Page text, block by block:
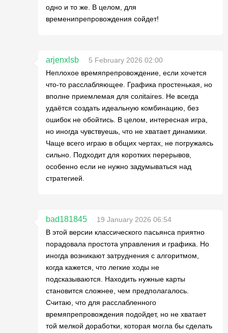
одно и то же. В целом, для
временипрепровождения сойдет!
arjenxlsb
5 February 2026 02:00
Неплохое времяпрепровождение, если хочется
что-то расслабляющее. Графика простенькая, но
вполне приемлемая для солitaires. Не всегда
удаётся создать идеальную комбинацию, без
ошибок не обойтись. В целом, интересная игра,
но иногда чувствуешь, что не хватает динамики.
Чаще всего играю в общих чертах, не погружаясь
сильно. Подходит для коротких перерывов,
особенно если не нужно задумываться над
стратегией.
bad181845
19 January 2026 06:54
В этой версии классического пасьянса приятно
порадовала простота управления и графика. Но
иногда возникают затруднения с алгоритмом,
когда кажется, что легкие ходы не
подсказываются. Находить нужные карты
становится сложнее, чем предполагалось.
Считаю, что для расслабленного
времяпрепровождения подойдет, но не хватает
той мелкой доработки, которая могла бы сделать